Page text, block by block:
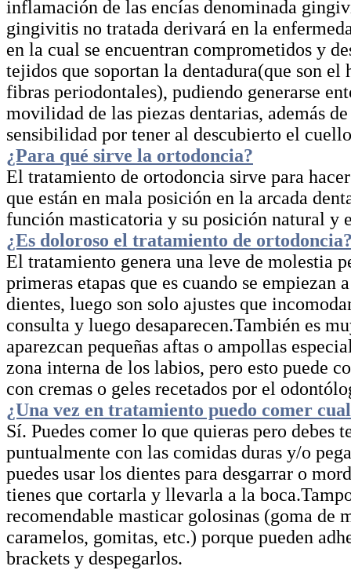
inflamación de las encías denominada
gingivitis no tratada derivará en la
en la cual se encuentran comprometidos y
tejidos que soportan la dentadura(que son el
fibras periodontales), pudiendo generarse
movilidad de las piezas dentarias, además
sensibilidad por tener al descubierto el
¿Para qué sirve la ortodoncia?
El tratamiento de ortodoncia sirve para
que están en mala posición en la arcada
función masticatoria y su posición natural y
¿Es doloroso el tratamiento de
El tratamiento genera una leve de molestia
primeras etapas que es cuando se empiezan
dientes, luego son solo ajustes que
consulta y luego desaparecen.También es
aparezcan pequeñas aftas o ampollas
zona interna de los labios, pero esto puede
con cremas o geles recetados por el
¿Una vez en tratamiento puedo comer
Sí. Puedes comer lo que quieras pero debes
puntualmente con las comidas duras y/o
puedes usar los dientes para desgarrar o
tienes que cortarla y llevarla a la
recomendable masticar golosinas (goma de
caramelos, gomitas, etc.) porque pueden
brackets y despegarlos.